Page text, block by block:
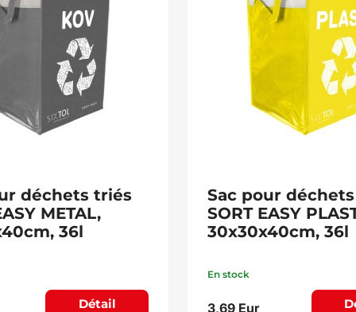
déchets triés
METAL,
36l
Détail
Sac pour
SORT EASY
30x30x40cm, 36l
En stock
3,69 Eur